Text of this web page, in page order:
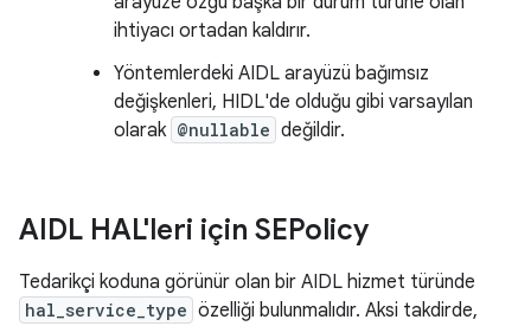
ihtiyacı ortadan kaldırır.
Yöntemlerdeki AIDL arayüzü bağımsız
değişkenleri, HIDL'de olduğu gibi varsayılan
olarak @nullable değildir.
AIDL HAL'leri için SEPolicy
Tedarikçi koduna görünür olan bir AIDL hizmet türünde
hal_service_type özelliği bulunmalıdır. Aksi takdirde,